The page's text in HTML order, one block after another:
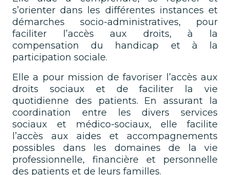
s’orienter dans les différentes instances et
démarches socio-administratives, pour
faciliter l’accès aux droits, à la
compensation du handicap et à la
participation sociale.
Elle a pour mission de favoriser l’accès aux
droits sociaux et de faciliter la vie
quotidienne des patients. En assurant la
coordination entre les divers services
sociaux et médico-sociaux, elle facilite
l’accès aux aides et accompagnements
possibles dans les domaines de la vie
professionnelle, financière et personnelle
des patients et de leurs familles.